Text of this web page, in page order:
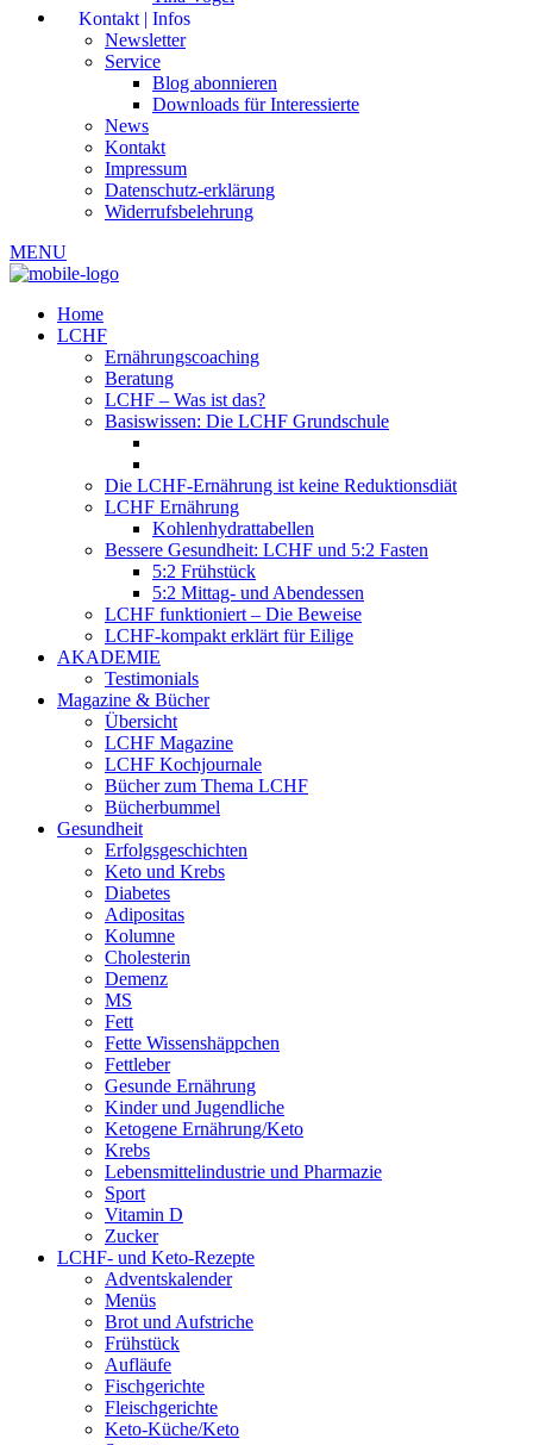
Kontakt | Infos
Newsletter
Service
Blog abonnieren
Downloads für Interessierte
News
Kontakt
Impressum
Datenschutz-erklärung
Widerrufsbelehrung
MENU
Home
LCHF
Ernährungscoaching
Beratung
LCHF – Was ist das?
Basiswissen: Die LCHF Grundschule
Die LCHF-Ernährung ist keine Reduktionsdiät
LCHF Ernährung
Kohlenhydrattabellen
Bessere Gesundheit: LCHF und 5:2 Fasten
5:2 Frühstück
5:2 Mittag- und Abendessen
LCHF funktioniert – Die Beweise
LCHF-kompakt erklärt für Eilige
AKADEMIE
Testimonials
Magazine & Bücher
Übersicht
LCHF Magazine
LCHF Kochjournale
Bücher zum Thema LCHF
Bücherbummel
Gesundheit
Erfolgsgeschichten
Keto und Krebs
Diabetes
Adipositas
Kolumne
Cholesterin
Demenz
MS
Fett
Fette Wissenshäppchen
Fettleber
Gesunde Ernährung
Kinder und Jugendliche
Ketogene Ernährung/Keto
Krebs
Lebensmittelindustrie und Pharmazie
Sport
Vitamin D
Zucker
LCHF- und Keto-Rezepte
Adventskalender
Menüs
Brot und Aufstriche
Frühstück
Aufläufe
Fischgerichte
Fleischgerichte
Keto-Küche/Keto